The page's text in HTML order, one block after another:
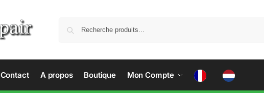
Contact A propos Boutique Mon Compte